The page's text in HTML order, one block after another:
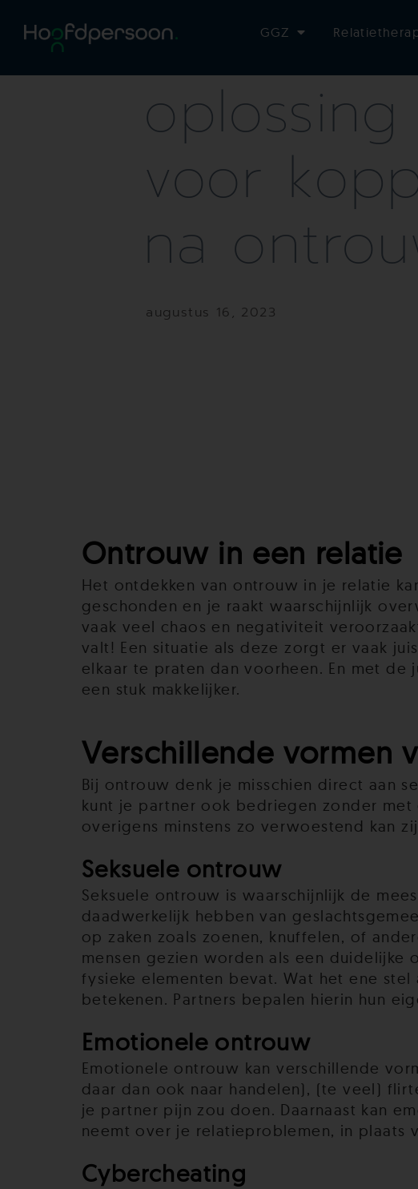
GGZ
EFT: een
oplossing
voor
na
augustus 16, 2023
Ontrouw in een relatie
Het ontdekken van ontrouw in je relatie
geschonden en je raakt waarschijnlijk
vaak veel chaos en negativiteit
valt! Een situatie als deze zorgt er vaak
elkaar te praten dan voorheen. En met
een stuk makkelijker.
Verschillende vormen
Bij ontrouw denk je misschien direct aan
kunt je partner ook bedriegen zonder
overigens minstens zo verwoestend kan
Seksuele ontrouw
Seksuele ontrouw is waarschijnlijk de
daadwerkelijk hebben van
op zaken zoals zoenen, knuffelen, of
mensen gezien worden als een
fysieke elementen bevat. Wat het ene
betekenen. Partners bepalen hierin hun
Emotionele ontrouw
Emotionele ontrouw kan verschillende
daar dan ook naar handelen), (te veel)
je partner pijn zou doen. Daarnaast kan
neemt over je relatieproblemen, in plaats
Cybercheating